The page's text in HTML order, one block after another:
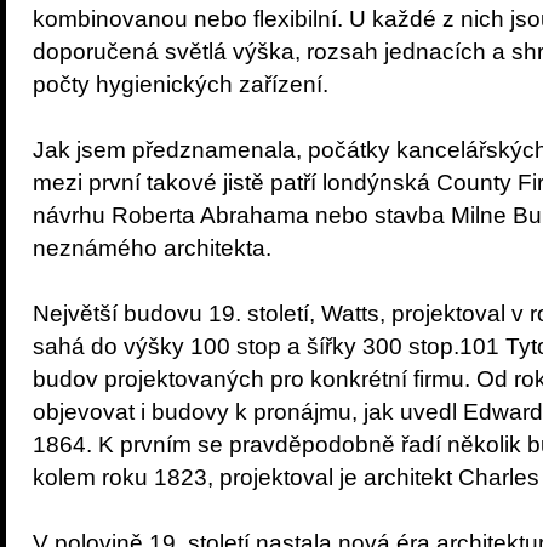
kombinovanou nebo flexibilní. U každé z nich
doporučená světlá výška, rozsah jednacích a
počty hygienických zařízení.
Jak jsem předznamenala, počátky
mezi první takové jistě patří londýnská County
návrhu Roberta Abrahama nebo stavba Milne
neznámého architekta.
Největší budovu 19. století, Watts, projektoval v
sahá do výšky 100 stop a šířky 300 stop.101
budov projektovaných pro konkrétní firmu. Od
objevovat i budovy k pronájmu, jak uvedl
1864. K prvním se pravděpodobně řadí několik
kolem roku 1823, projektoval je architekt